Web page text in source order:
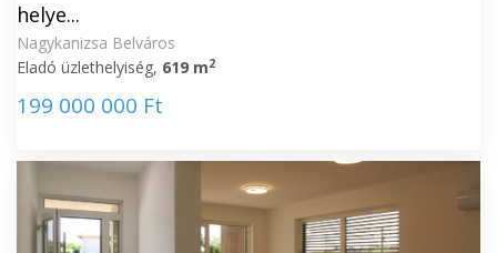
helye...
Nagykanizsa Belváros
Eladó üzlethelyiség, 619 m2
199 000 000 Ft